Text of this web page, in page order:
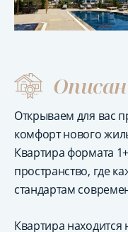
Открываем для вас
комфорт нового
Квартира формата
пространство, где
стандартам
Квартира находится